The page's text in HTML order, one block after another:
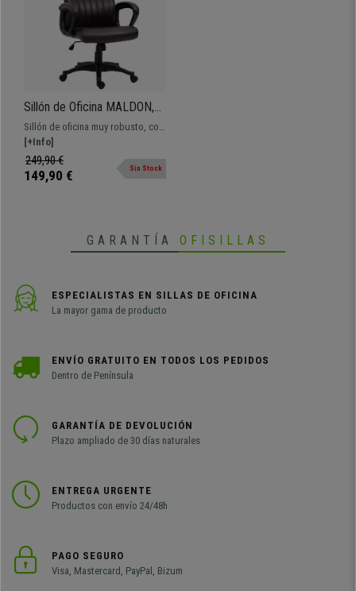
Sillón de Oficina MALDON,
Elegante Diseño, Gran
Acolchado, en Piel Color
Marrón
Sillón de oficina muy robusto, con
gran acolchado y tapizado en piel
sintética de gran calidad.
[+Info]
249,90 €
149,90 € Sin Stock
GARANTÍA OFISILLAS
ESPECIALISTAS EN SILLAS DE OFICINA
La mayor gama de producto
ENVÍO GRATUITO EN TODOS LOS PEDIDOS
Dentro de Península
GARANTÍA DE DEVOLUCIÓN
Plazo ampliado de 30 días naturales
ENTREGA URGENTE
Productos con envío 24/48h
PAGO SEGURO
Visa, Mastercard, PayPal, Bizum